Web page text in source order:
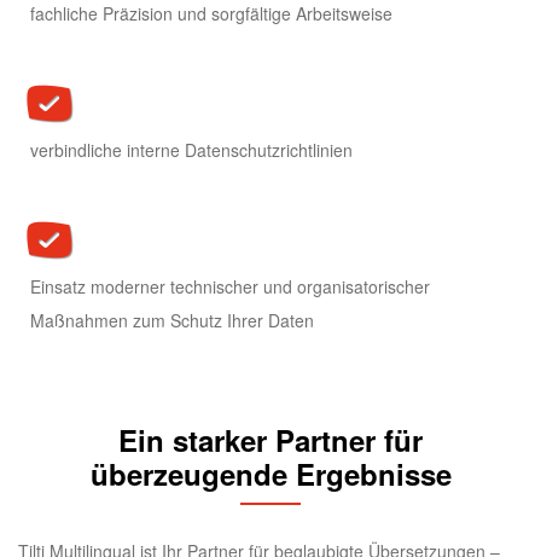
fachliche Präzision und sorgfältige Arbeitsweise
verbindliche interne Datenschutzrichtlinien
Einsatz moderner technischer und organisatorischer
Maßnahmen zum Schutz Ihrer Daten
Ein starker Partner für
überzeugende Ergebnisse
Tilti Multilingual ist Ihr Partner für beglaubigte Übersetzungen –